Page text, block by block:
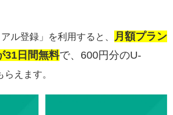
ル登録」を利用すると、
月額プラン
31日間無料で、600円分のU-
らえます。